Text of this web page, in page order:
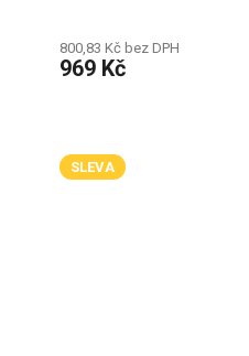
800,83 Kč bez DPH
969 Kč
SLEVA